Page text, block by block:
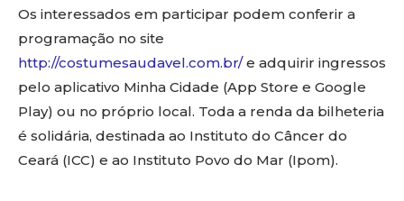
Os interessados em participar podem conferir a
programação no site
http://costumesaudavel.com.br/e adquirir ingressos
pelo aplicativo Minha Cidade (App Store e Google
Play) ou no próprio local. Toda a renda da bilheteria
é solidária, destinada ao Instituto do Câncer do
Ceará (ICC) e ao Instituto Povo do Mar (Ipom).